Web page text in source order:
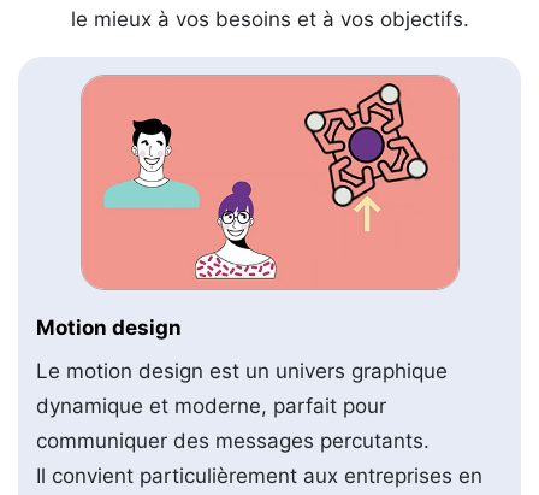
le mieux à vos besoins et à vos objectifs.
Motion design
Le motion design est un univers graphique
dynamique et moderne, parfait pour
communiquer des messages percutants.
Il convient particulièrement aux entreprises en